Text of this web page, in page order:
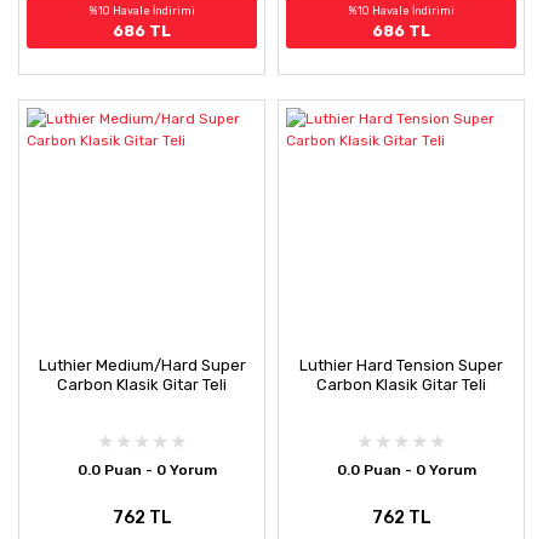
%10 Havale İndirimi
686 TL
%10 Havale İndirimi
686 TL
Luthier Medium/Hard Super
Carbon Klasik Gitar Teli
0.0 Puan - 0 Yorum
762 TL
Luthier Hard Tension Super
Carbon Klasik Gitar Teli
0.0 Puan - 0 Yorum
762 TL